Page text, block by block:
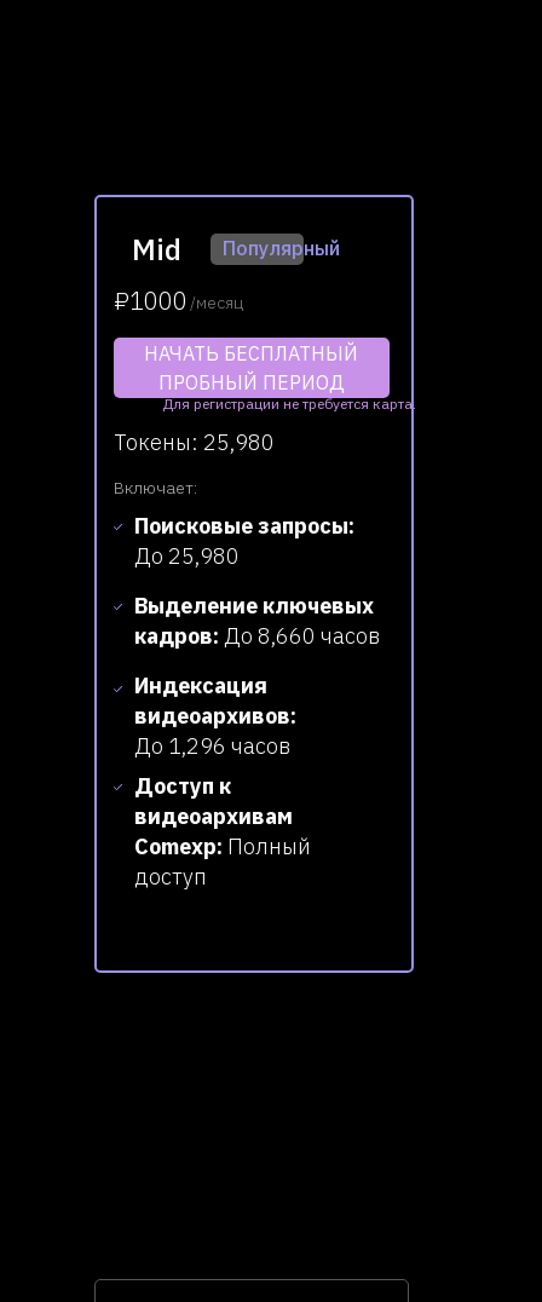
Mid
Токены: 25,980
₽1000
Включает:
/месяц
Популярный
Поисковые запросы:
До 25,980
Выделение ключевых
кадров: До 8,660 часов
Индексация
видеоархивов:
До 1,296 часов
Доступ к
видеоархивам
Comexp: Полный
доступ
НАЧАТЬ БЕСПЛАТНЫЙ
ПРОБНЫЙ ПЕРИОД
Для регистрации не требуется карта.